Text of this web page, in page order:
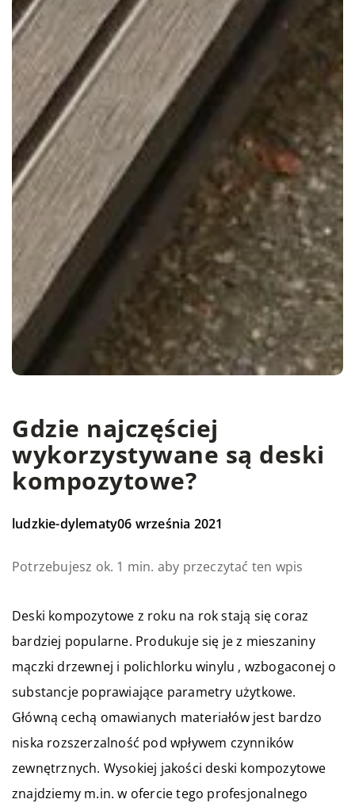
Gdzie najczęściej
wykorzystywane są deski
kompozytowe?
ludzkie-dylematy06 września 2021
Potrzebujesz ok. 1 min. aby przeczytać ten wpis
Deski kompozytowe z roku na rok stają się coraz
bardziej popularne. Produkuje się je z mieszaniny
mączki drzewnej i polichlorku winylu , wzbogaconej o
substancje poprawiające parametry użytkowe.
Główną cechą omawianych materiałów jest bardzo
niska rozszerzalność pod wpływem czynników
zewnętrznych. Wysokiej jakości deski kompozytowe
znajdziemy m.in. w ofercie tego profesjonalnego